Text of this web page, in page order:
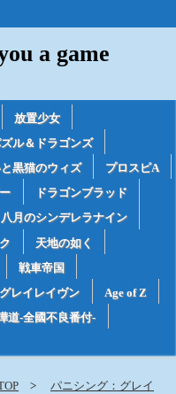
a game
放置少女
ル＆ドラゴンズ
黒猫のウィズ
プロスピA
ドラゴンブラッド
八月のシンデレラナイン
天地の如く
戦車帝国
レイレイヴン
Age of Z
道-全國不良番付-
パニシング：グレイ